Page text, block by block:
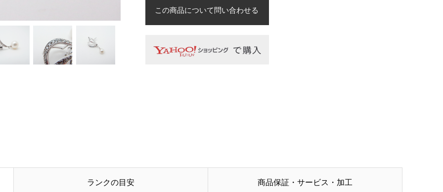
この商品について問い合わせる
ランクの目安 商品保証・サービス・加工